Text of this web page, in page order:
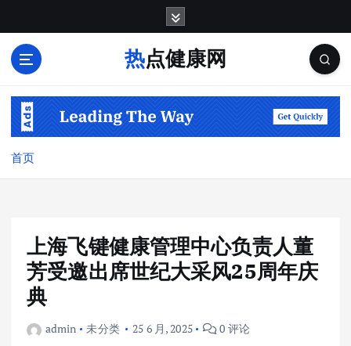
热点健康网
首页
上海飞键健康管理中心负责人董
芳受邀出席世纪大采风25周年庆
典
admin 未分类 25 6 月, 2025 0 评论